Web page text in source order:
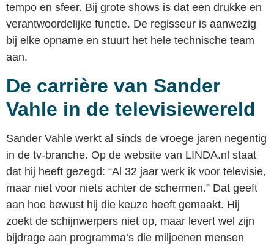
tempo en sfeer. Bij grote shows is dat een drukke en
verantwoordelijke functie. De regisseur is aanwezig
bij elke opname en stuurt het hele technische team
aan.
De carrière van Sander
Vahle in de televisiewereld
Sander Vahle werkt al sinds de vroege jaren negentig
in de tv-branche. Op de website van LINDA.nl staat
dat hij heeft gezegd: “Al 32 jaar werk ik voor televisie,
maar niet voor niets achter de schermen.” Dat geeft
aan hoe bewust hij die keuze heeft gemaakt. Hij
zoekt de schijnwerpers niet op, maar levert wel zijn
bijdrage aan programma’s die miljoenen mensen